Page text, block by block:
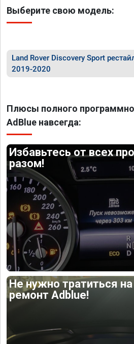
Выберите свою модель:
Land Rover Discovery Sport
2019-2020
Плюсы полного
AdBlue навсегда:
Избавьтесь от всех
разом!
Не нужно тратиться
ремонт Adblue!